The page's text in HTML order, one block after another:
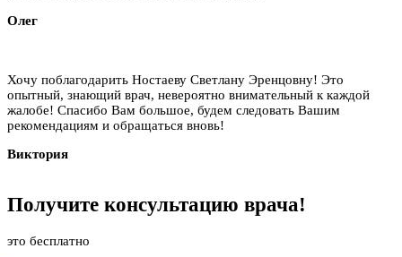
Олег
Хочу поблагодарить Ностаеву Светлану Эренцовну! Это
опытный, знающий врач, невероятно внимательный к каждой
жалобе! Спасибо Вам большое, будем следовать Вашим
рекомендациям и обращаться вновь!
Виктория
Получите консультацию врача!
это бесплатно